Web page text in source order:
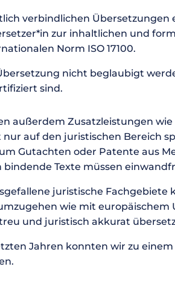
verbindlichen Übersetzungen
zur inhaltlichen und
Norm ISO 17100.
nicht beglaubigt
sind.
außerdem Zusatzleistungen
auf den juristischen Bereich
Gutachten oder Patente aus
bindende Texte müssen
juristische Fachgebiete
wie mit europäischem
und juristisch akkurat
Jahren konnten wir zu